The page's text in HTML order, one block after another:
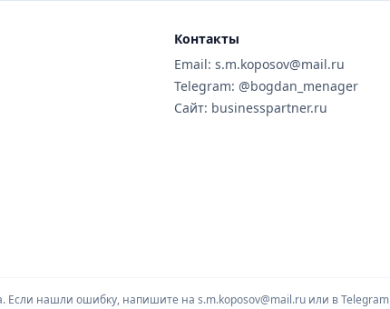
Контакты
Email: s.m.koposov@mail.ru
Telegram: @bogdan_menager
Сайт: businesspartner.ru
Если нашли ошибку, напишите на s.m.koposov@mail.ru или в Telegram